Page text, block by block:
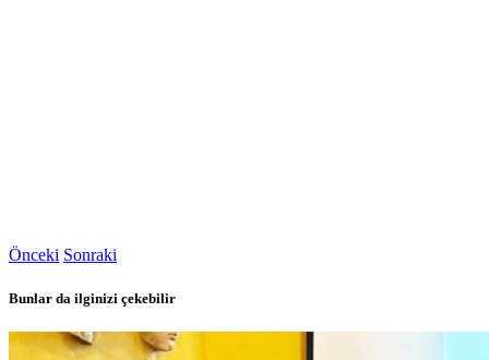
Önceki Sonraki
Bunlar da ilginizi çekebilir